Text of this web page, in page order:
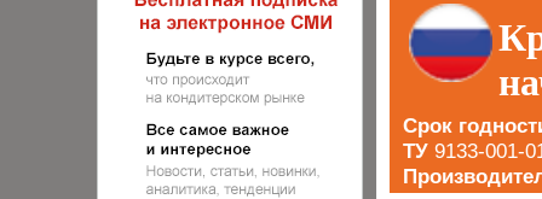
Срок
ТУ 9133-001-